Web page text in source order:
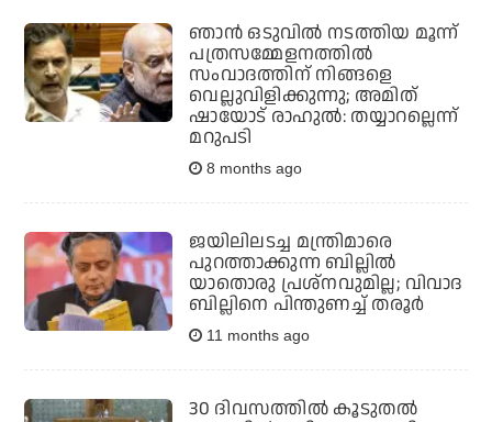
ഞാന്‍ ഒടുവില്‍ നടത്തിയ മൂന്ന്
പത്രസമ്മേളനത്തില്‍
സംവാദത്തിന് നിങ്ങളെ
വെല്ലുവിളിക്കുന്നു; അമിത്
ഷായോട് രാഹുല്‍: തയ്യാറല്ലെന്ന്
മറുപടി
8 months ago
ജയിലിലടച്ച മന്ത്രിമാരെ
പുറത്താക്കുന്ന ബില്ലില്‍
യാതൊരു പ്രശ്‌നവുമില്ല; വിവാദ
ബില്ലിനെ പിന്തുണച്ച് തരൂര്‍
11 months ago
30 ദിവസത്തിൽ കൂടുതൽ